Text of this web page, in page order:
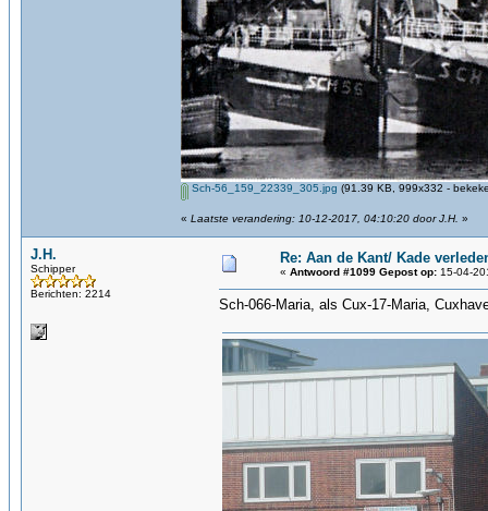
Sch-56_159_22339_305.jpg (91.39 KB, 999x332 -
« Laatste verandering: 10-12-2017, 04:10:20 door J.H. »
J.H.
Schipper
Berichten: 2214
Re: Aan de Kant/ Kade
« Antwoord #1099 Gepost op: 15-04-
Sch-066-Maria, als Cux-17-Maria,